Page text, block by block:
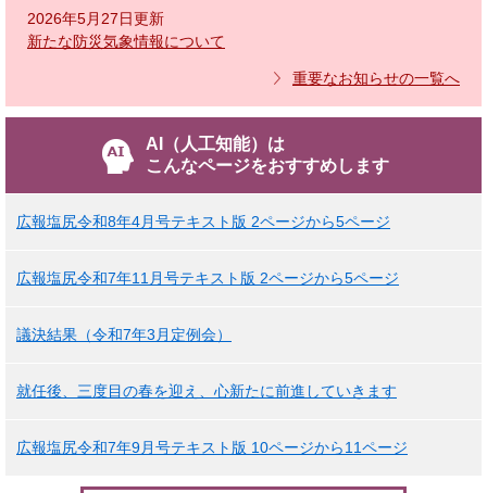
2026年5月27日更新
新たな防災気象情報について
重要なお知らせの一覧へ
AI（人工知能）は
こんなページをおすすめします
広報塩尻令和8年4月号テキスト版 2ページから5ページ
広報塩尻令和7年11月号テキスト版 2ページから5ページ
議決結果（令和7年3月定例会）
就任後、三度目の春を迎え、心新たに前進していきます
広報塩尻令和7年9月号テキスト版 10ページから11ページ